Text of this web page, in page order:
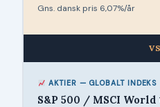
Gns. dansk pris 6,07%/år
VS
AKTIER — GLOBALT INDEKS
S&P 500 / MSCI World